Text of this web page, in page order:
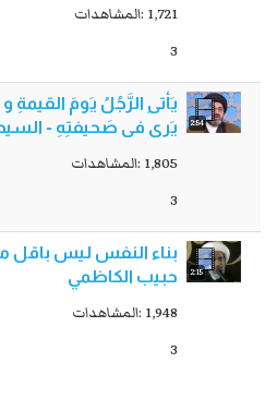
1,721 :المشاهدات
3
2:54
یَأتیِ الرَّجُلُ یَومَ
یَری فی صَحیفتِهِ -
1,805 :المشاهدات
3
2:15
بناء النفس ليس باقل
حبيب الكاظمي
1,948 :المشاهدات
3